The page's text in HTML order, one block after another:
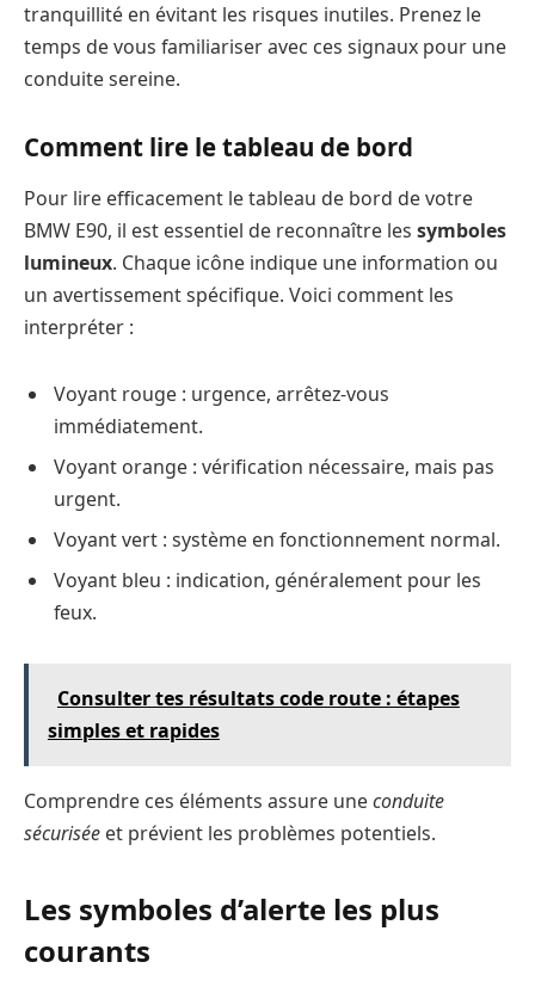
tranquillité en évitant les risques inutiles. Prenez le
temps de vous familiariser avec ces signaux pour une
conduite sereine.
Comment lire le tableau de bord
Pour lire efficacement le tableau de bord de votre
BMW E90, il est essentiel de reconnaître les symboles
lumineux. Chaque icône indique une information ou
un avertissement spécifique. Voici comment les
interpréter :
Voyant rouge : urgence, arrêtez-vous
immédiatement.
Voyant orange : vérification nécessaire, mais pas
urgent.
Voyant vert : système en fonctionnement normal.
Voyant bleu : indication, généralement pour les
feux.
Consulter tes résultats code route : étapes
simples et rapides
Comprendre ces éléments assure uneconduite
sécurisée et prévient les problèmes potentiels.
Les symboles d’alerte les plus
courants